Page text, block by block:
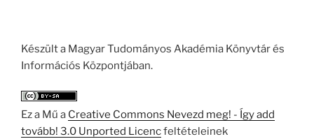
Készült a Magyar Tudományos Akadémia Könyvtár és
Információs Központjában.
Ez a Mű a Creative Commons Nevezd meg! - Így add
tovább! 3.0 Unported Licencfeltételeinek